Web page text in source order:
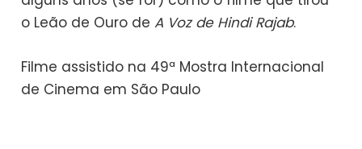
o Leão de Ouro deA Voz de Hindi Rajab.
Filme assistido na 49ª Mostra Internacional
de Cinema em São Paulo